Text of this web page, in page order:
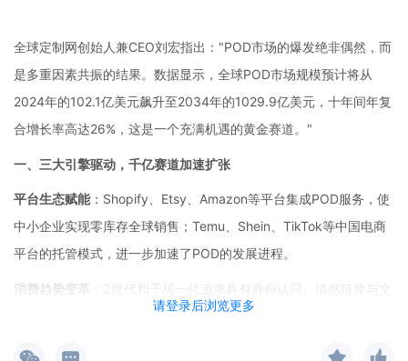
请登录后浏览更多
全球定制网创始人兼CEO刘宏指出："POD市场的爆发绝非偶然，而
是多重因素共振的结果。数据显示，全球POD市场规模预计将从
2024年的102.1亿美元飙升至2034年的1029.9亿美元，十年间年复
合增长率高达26%，这是一个充满机遇的黄金赛道。"
一、三大引擎驱动，千亿赛道加速扩张
平台生态赋能： Shopify、Etsy、Amazon等平台集成POD服务，使
中小企业实现零库存全球销售；Temu、Shein、TikTok等中国电商
平台的托管模式，进一步加速了POD的发展进程。
消费趋势变革
Z世代和千禧一代追求具有身份认同、情感链接与文
化属性的个性化产品，将消费行为从功能性购买升级为意义驱动和